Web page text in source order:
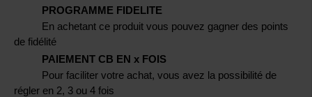
PROGRAMME FIDELITE
En achetant ce produit vous pouvez gagner des points
de fidélité
PAIEMENT CB EN x FOIS
Pour faciliter votre achat, vous avez la possibilité de
régler en 2, 3 ou 4 fois